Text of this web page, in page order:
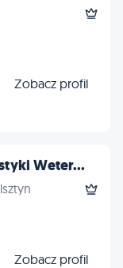
Zobacz profil
Weter...
Zobacz profil